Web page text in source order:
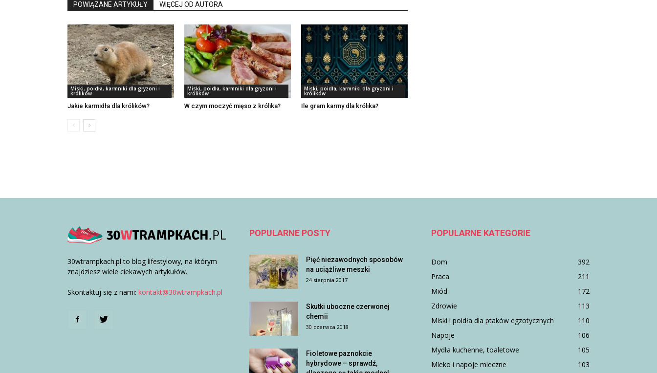
POWIĄZANE ARTYKUŁY WIĘCEJ OD AUTORA
Miski, poidła, karmniki dla gryzoni i
królików
Jakie karmidła dla królików?
Miski, poidła, karmniki dla gryzoni i
królików
W czym moczyć mięso z królika?
Miski, poidła, karmniki dla gryzoni i
królików
Ile gram karmy dla królika?
30wtrampkach.pl to blog lifestylowy, na którym
znajdziesz wiele ciekawych artykułów.
Skontaktuj się z nami: kontakt@30wtrampkach.pl
POPULARNE POSTY
Pięć niezawodnych sposobów
na uciążliwe meszki
24 sierpnia 2017
Skutki uboczne czerwonej
chemii
30 czerwca 2018
Fioletowe paznokcie
hybrydowe – sprawdź,
POPULARNE KATEGORIE
Dom
392
Praca
211
Miód
172
Zdrowie
113
Miski i poidła dla ptaków egzotycznych
110
Napoje
106
Mydła kuchenne, toaletowe
105
Mleko i napoje mleczne
103